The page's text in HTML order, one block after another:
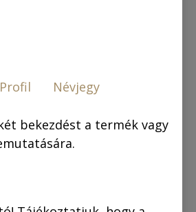
„Anna
és Sir
Profil Névjegy
bekezdést a termék vagy